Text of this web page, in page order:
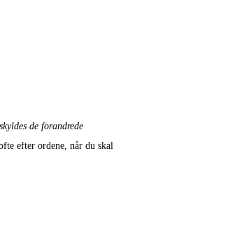
de forandrede
efter ordene, når du skal